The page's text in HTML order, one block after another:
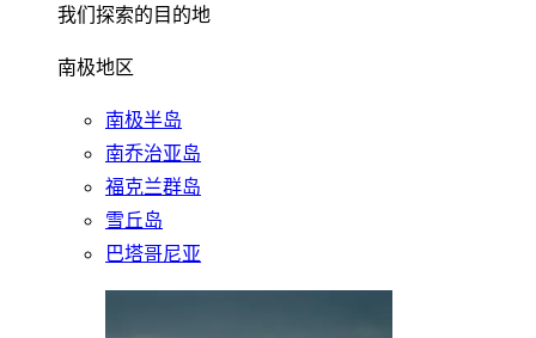
我们探索的目的地
南极地区
南极半岛
南乔治亚岛
福克兰群岛
雪丘岛
巴塔哥尼亚